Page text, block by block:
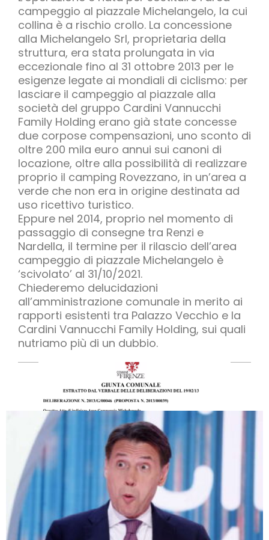
campeggio al piazzale Michelangelo, la cui
collina è a rischio crollo. La concessione
alla Michelangelo Srl, proprietaria della
struttura, era stata prolungata in via
eccezionale fino al 31 ottobre 2013 per le
esigenze legate ai mondiali di ciclismo: per
lasciare il campeggio al piazzale alla
società del gruppo Cardini Vannucchi
Family Holding erano già state concesse
due corpose compensazioni, uno sconto di
oltre 200 mila euro annui sui canoni di
locazione, oltre alla possibilità di realizzare
proprio il camping Rovezzano, in un’area a
verde che non era in origine destinata ad
uso ricettivo turistico.
Eppure nel 2014, proprio nel momento di
passaggio di consegne tra Renzi e
Nardella, il termine per il rilascio dell’area
campeggio di piazzale Michelangelo è
‘scivolato’ al 31/10/2021.
Chiederemo delucidazioni
all’amministrazione comunale in merito ai
rapporti esistenti tra Palazzo Vecchio e la
Cardini Vannucchi Family Holding, sui quali
nutriamo più di un dubbio.